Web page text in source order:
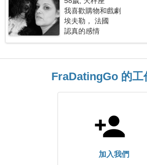
我喜歡購物和戲劇
埃夫勒， 法國
認真的感情
FraDatingGo 的工
加入我們